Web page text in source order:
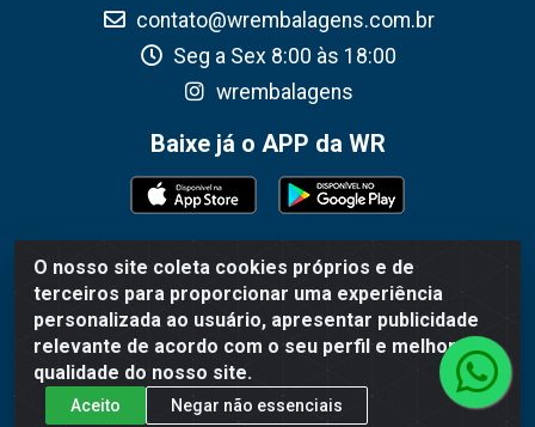
O nosso site coleta cookies próprios e de
terceiros para proporcionar uma experiência
personalizada ao usuário, apresentar publicidade
relevante de acordo com o seu perfil e melhorar a
qualidade do nosso site.
Aceito Negar não essenciais
contato@wrembalagens.com.br
Seg a Sex 8:00 às 18:00
wrembalagens
Baixe já o APP da WR
WR Embalagens - R. Cel. Teodoro Gomes de Araújo, 1360 -
Grogotó - Barbacena / MG - CEP 36202-628 - CNPJ
02.692.206/0001-55